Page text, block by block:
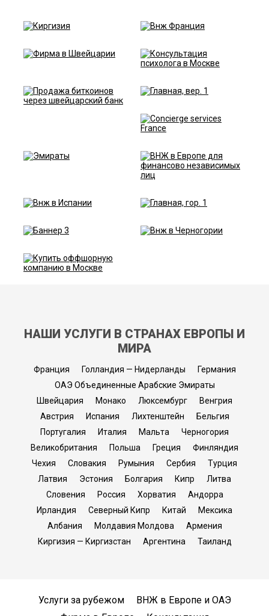
НАШИ УСЛУГИ В СТРАНАХ ЕВРОПЫ И
МИРА
Франция Голландия — Нидерланды
Германия
ОАЭ Объединенные Арабские Эмираты
Швейцария
Монако Люксембург
Венгрия
Австрия
Испания Лихтенштейн
Бельгия
Португалия
Италия Мальта
Черногория
Великобритания
Польша Греция
Финляндия
Чехия
Словакия Румыния Сербия
Турция
Латвия
Эстония Болгария Кипр
Литва
Словения
Россия Хорватия
Андорра
Ирландия
Северный Кипр Китай
Мексика
Албания
Молдавия Молдова
Армения
Киргизия — Киргизстан
Аргентина Таиланд
Услуги за рубежом
ВНЖ в Европе и ОАЭ